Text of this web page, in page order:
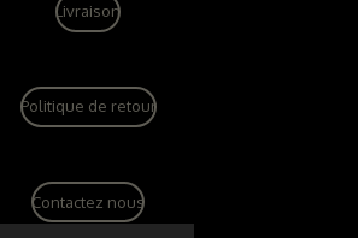
Livraison
Politique de retour
Contactez nous